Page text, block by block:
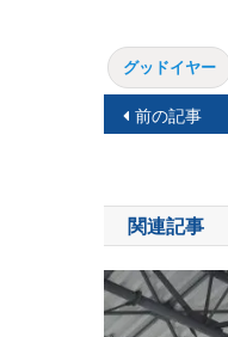
グッドイヤー
投
ナ
ビ
ゲ
前の記事
関連記事